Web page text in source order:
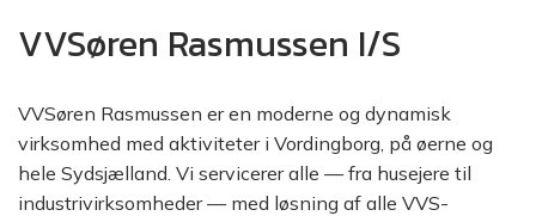
VVSøren Rasmussen I/S
VVSøren Rasmussen er en moderne og dynamisk
virksomhed med aktiviteter i Vordingborg, på øerne og
hele Sydsjælland. Vi servicerer alle — fra husejere til
industrivirksomheder — med løsning af alle VVS-